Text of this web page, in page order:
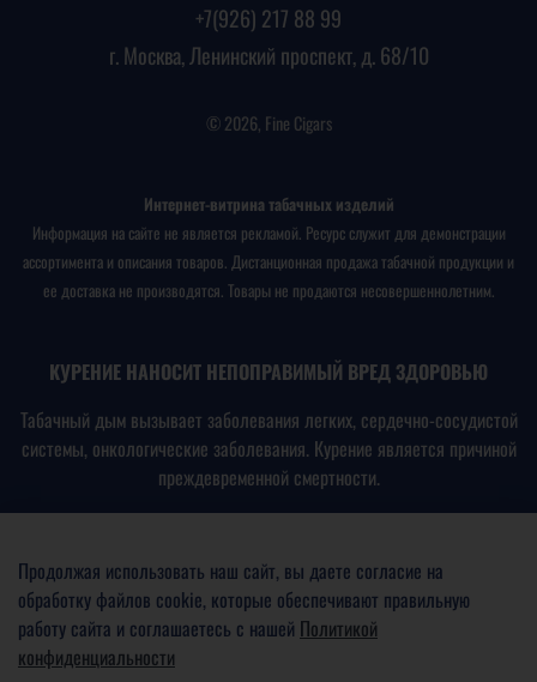
+7(926) 217 88 99
г. Москва, Ленинский проспект, д. 68/10
© 2026, Fine Cigars
Интернет-витрина табачных изделий
Информация на сайте не является рекламой. Ресурс служит для демонстрации
ассортимента и описания товаров. Дистанционная продажа табачной продукции и
ее доставка не производятся. Товары не продаются несовершеннолетним.
КУРЕНИЕ НАНОСИТ НЕПОПРАВИМЫЙ ВРЕД ЗДОРОВЬЮ
Табачный дым вызывает заболевания легких, сердечно-сосудистой
системы, онкологические заболевания. Курение является причиной
преждевременной смертности.
окружающего табачного дыма, последствий потребления табака
или потребления никотинсодержащей продукции»
ПРОДАЖА ТАБАЧНОЙ ПРОДУКЦИИ НЕСОВЕРШЕННОЛЕТНИМ
Продолжая использовать наш сайт, вы даете согласие на
обработку файлов cookie, которые обеспечивают правильную
работу сайта и соглашаетесь с нашей Политикой
конфиденциальности